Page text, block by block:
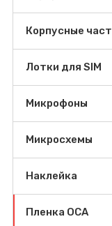
Корпусные
Лотки для SIM
Микрофоны
Микросхемы
Наклейка
Пленка OCA